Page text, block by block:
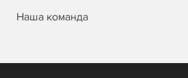
Наша команда